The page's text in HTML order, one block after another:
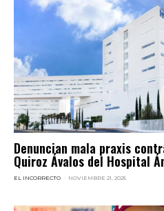
Denuncian mala praxis
Quiroz Ávalos del Hospital
EL INCORRECTO - NOVIEMBRE 21, 2025